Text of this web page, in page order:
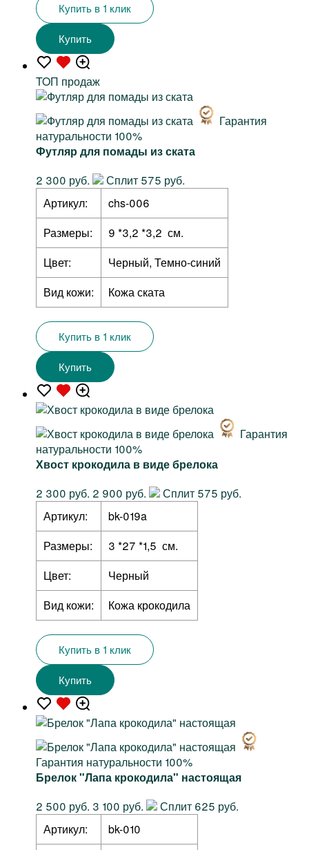
Купить в 1 клик
Купить
TOП продаж
Гарантия
натуральности 100%
Футляр для помады из ската
2 300 руб.
Сплит 575 руб.
Артикул:
chs-006
Размеры:
9 *3,2 *3,2 см.
Цвет:
Черный, Темно-синий
Вид кожи:
Кожа ската
Купить в 1 клик
Купить
Гарантия
натуральности 100%
Хвост крокодила в виде брелока
2 300 руб. 2 900 руб.
Сплит 575 руб.
Артикул:
bk-019a
Размеры:
3 *27 *1,5 см.
Цвет:
Черный
Вид кожи:
Кожа крокодила
Купить в 1 клик
Купить
Гарантия натуральности 100%
Брелок "Лапа крокодила" настоящая
2 500 руб. 3 100 руб.
Сплит 625 руб.
Артикул:
bk-010